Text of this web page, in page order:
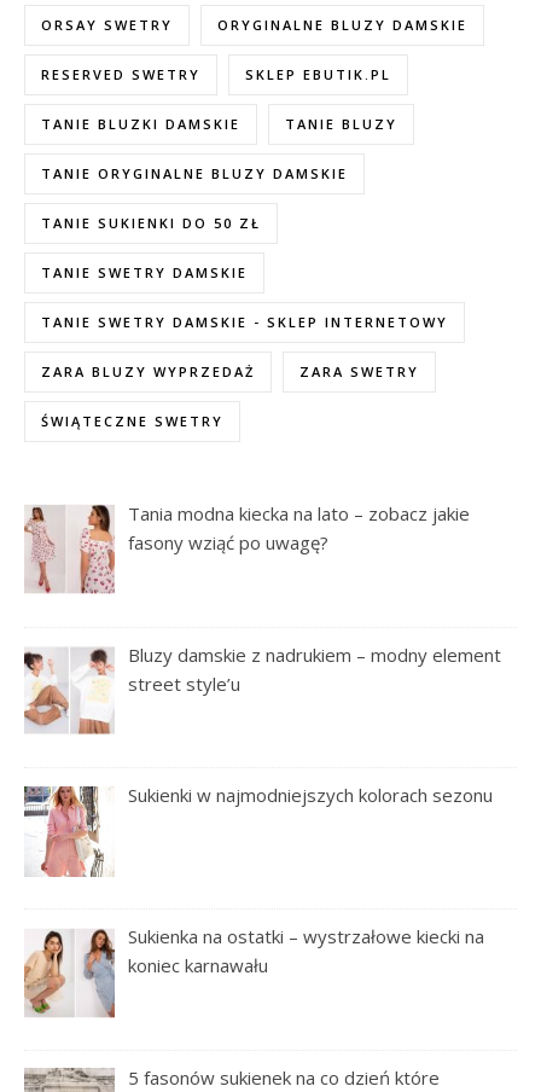
ORSAY SWETRY ORYGINALNE BLUZY DAMSKIE
RESERVED SWETRY SKLEP EBUTIK.PL
TANIE BLUZKI DAMSKIE TANIE BLUZY
TANIE ORYGINALNE BLUZY DAMSKIE
TANIE SUKIENKI DO 50 ZŁ
TANIE SWETRY DAMSKIE
TANIE SWETRY DAMSKIE - SKLEP INTERNETOWY
ZARA BLUZY WYPRZEDAŻ ZARA SWETRY
ŚWIĄTECZNE SWETRY
Tania modna kiecka na lato – zobacz jakie
fasony wziąć po uwagę?
Bluzy damskie z nadrukiem – modny element
street style’u
Sukienki w najmodniejszych kolorach sezonu
Sukienka na ostatki – wystrzałowe kiecki na
koniec karnawału
5 fasonów sukienek na co dzień które